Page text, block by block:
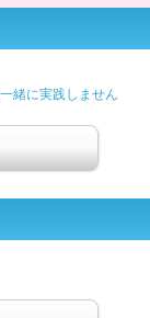
緒に実践しません